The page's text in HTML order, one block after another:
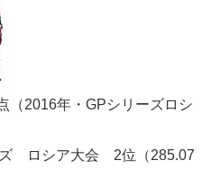
（2016年・GPシリーズロシ
ロシア大会 2位（285.07